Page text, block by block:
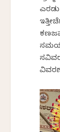
ಸಮಯ